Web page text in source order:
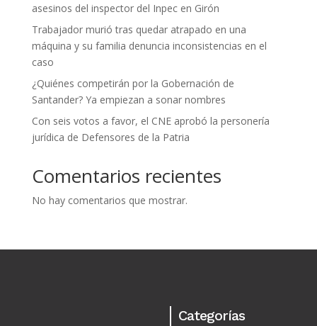
asesinos del inspector del Inpec en Girón
Trabajador murió tras quedar atrapado en una
máquina y su familia denuncia inconsistencias en el
caso
¿Quiénes competirán por la Gobernación de
Santander? Ya empiezan a sonar nombres
Con seis votos a favor, el CNE aprobó la personería
jurídica de Defensores de la Patria
Comentarios recientes
No hay comentarios que mostrar.
Categorías